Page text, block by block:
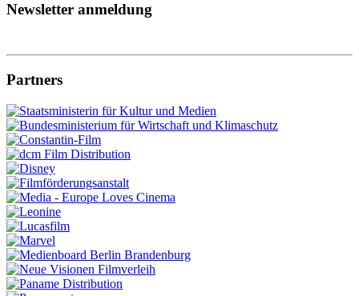
Newsletter anmeldung
Partners